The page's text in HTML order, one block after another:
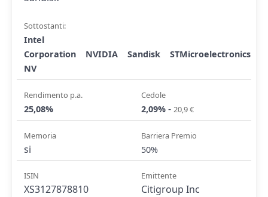
Sottostanti:
Intel
Corporation
NVIDIA Sandisk
STMicroelectronics
NV
Rendimento p.a.
25,08%
Cedole
2,09% - 20,9 €
Memoria
si
Barriera Premio
50%
ISIN
XS3127878810
Emittente
Citigroup Inc